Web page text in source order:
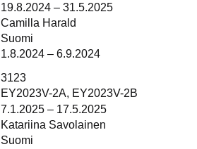
19.8.2024 – 31.5.2025
Camilla Harald
Suomi
1.8.2024 – 6.9.2024
3123
EY2023V-2A, EY2023V-2B
7.1.2025 – 17.5.2025
Katariina Savolainen
Suomi